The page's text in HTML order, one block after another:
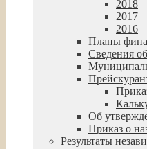
2018
2017
2016
Планы
Сведения
Об
Приказ о
Результаты